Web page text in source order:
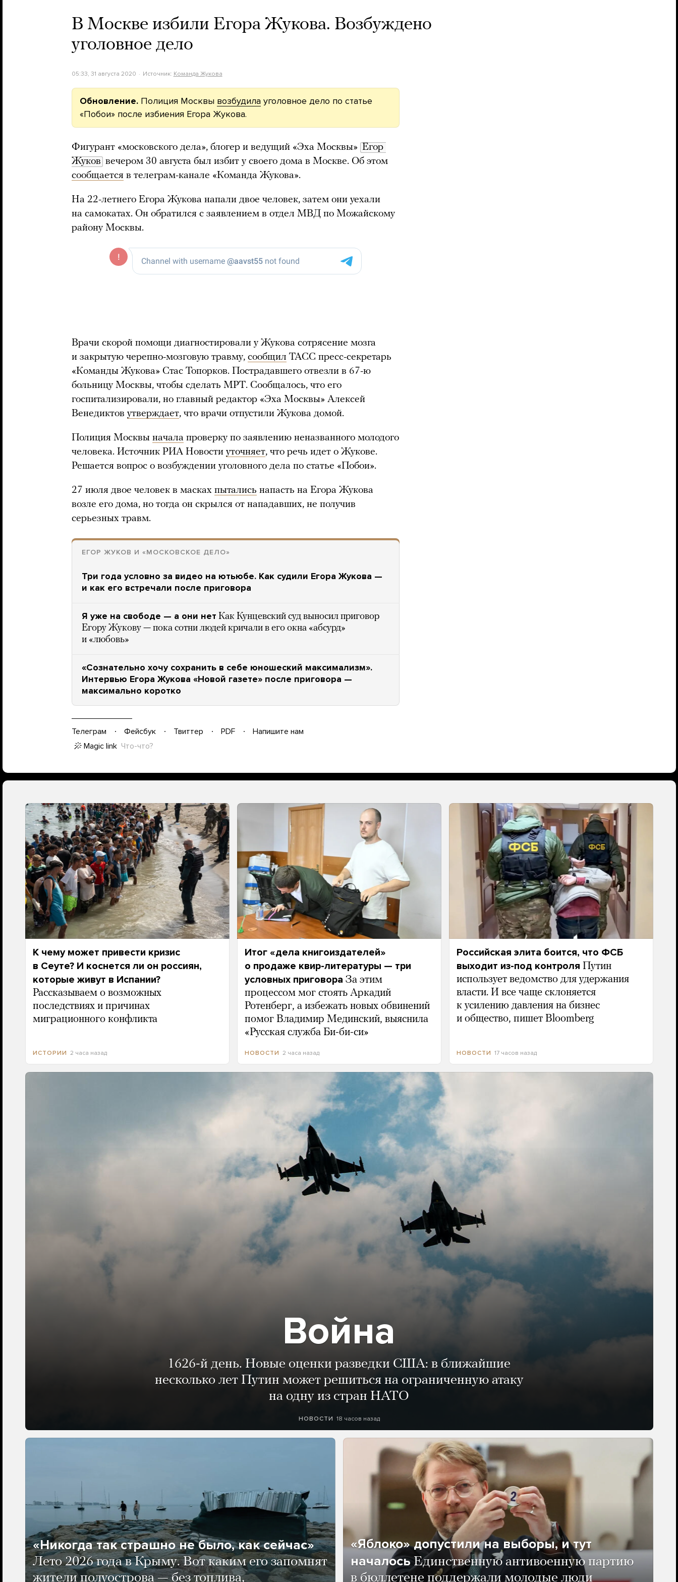
В Москве избили Егора Жукова. Возбуждено
уголовное дело
05:33, 31 августа 2020 Источник: Команда Жукова
Обновление. Полиция Москвы возбудила уголовное дело по статье
«Побои» после избиения Егора Жукова.
Фигурант «московского дела», блогер и ведущий «Эха Москвы» Егор
Жуков вечером 30 августа был избит у своего дома в Москве. Об этом
сообщается в телеграм-канале «Команда Жукова».
На 22-летнего Егора Жукова напали двое человек, затем они уехали
на самокатах. Он обратился с заявлением в отдел МВД по Можайскому
району Москвы.
Врачи скорой помощи диагностировали у Жукова сотрясение мозга
и закрытую черепно-мозговую травму, сообщил ТАСС пресс-секретарь
«Команды Жукова» Стас Топорков. Пострадавшего отвезли в 67-ю
больницу Москвы, чтобы сделать МРТ. Сообщалось, что его
госпитализировали, но главный редактор «Эха Москвы» Алексей
Венедиктов утверждает, что врачи отпустили Жукова домой.
Полиция Москвы начала проверку по заявлению неназванного молодого
человека. Источник РИА Новости уточняет, что речь идет о Жукове.
Решается вопрос о возбуждении уголовного дела по статье «Побои».
27 июля двое человек в масках пытались напасть на Егора Жукова
возле его дома, но тогда он скрылся от нападавших, не получив
серьезных травм.
ЕГОР ЖУКОВ И «МОСКОВСКОЕ ДЕЛО»
Три года условно за видео на ютьюбе. Как судили Егора Жукова —
и как его встречали после приговора
Я уже на свободе — а они нет Как Кунцевский суд выносил приговор
Егору Жукову — пока сотни людей кричали в его окна «абсурд»
и «любовь»
«Сознательно хочу сохранить в себе юношеский максимализм».
Интервью Егора Жукова «Новой газете» после приговора —
максимально коротко
Телеграм Фейсбук Твиттер PDF
Напишите нам
Magic link Что-что?
К чему может привести кризис
в Сеуте? И коснется ли он россиян,
которые живут в Испании?
Рассказываем о возможных
последствиях и причинах
миграционного конфликта
ИСТОРИИ 2 часа назад
Итог «дела книгоиздателей»
о продаже квир-литературы — три
условных приговора За этим
процессом мог стоять Аркадий
Ротенберг, а избежать новых обвинений
помог Владимир Мединский, выяснила
«Русская служба Би-би-си»
НОВОСТИ 2 часа назад
Российская элита боится, что ФСБ
выходит из-под контроля Путин
использует ведомство для удержания
власти. И все чаще склоняется
к усилению давления на бизнес
и общество, пишет Bloomberg
НОВОСТИ 17 часов назад
Война
1626-й день. Новые оценки разведки США: в ближайшие
несколько лет Путин может решиться на ограниченную атаку
на одну из стран НАТО
НОВОСТИ 18 часов назад
«Никогда так страшно не было, как сейчас»
Лето 2026 года в Крыму. Вот каким его запомнят
жители полуострова — без топлива,
«Яблоко» допустили на выборы, и тут
началось Единственную антивоенную партию
в бюллетене поддержали молодые люди